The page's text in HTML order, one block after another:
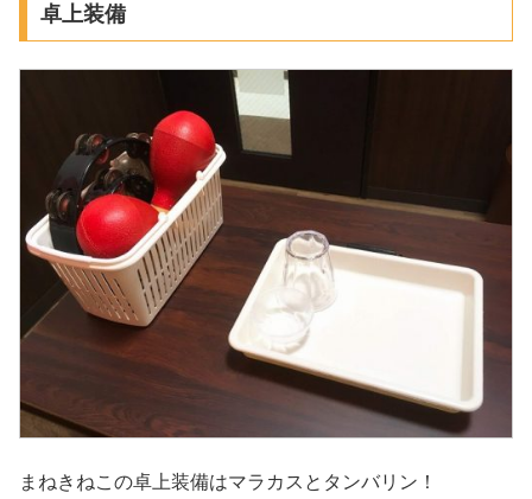
卓上装備
まねきねこの卓上装備はマラカスとタンバリン！